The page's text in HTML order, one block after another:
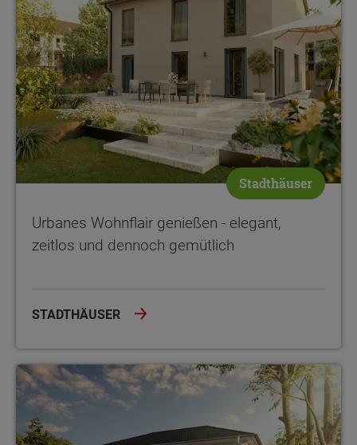
Stadthäuser
Urbanes Wohnflair genießen - elegant,
zeitlos und dennoch gemütlich
STADTHÄUSER
Gebaut für zwei Familien und für ganze Generationen